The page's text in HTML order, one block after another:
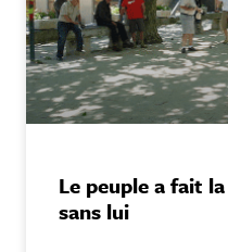
Le peuple a fait
sans lui